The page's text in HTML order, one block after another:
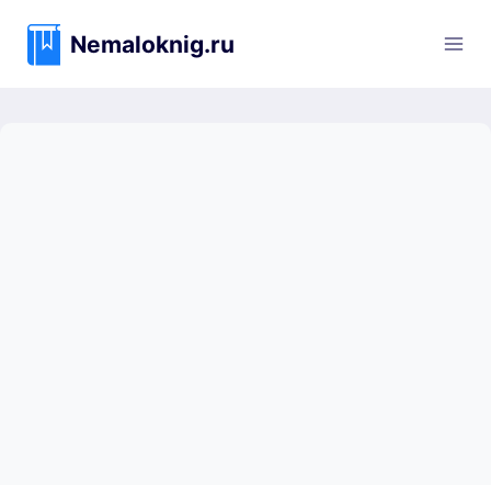
содержимому
Nemaloknig.ru